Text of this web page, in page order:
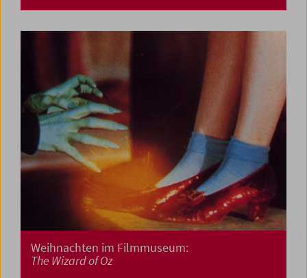
Weihnachten im Filmmuseum:
The Wizard of Oz